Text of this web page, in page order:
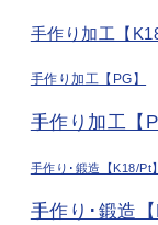
手作り加工【K18
手作り加工【PG】
手作り加工【
手作り･鍛造【K18/Pt】
手作り･鍛造【